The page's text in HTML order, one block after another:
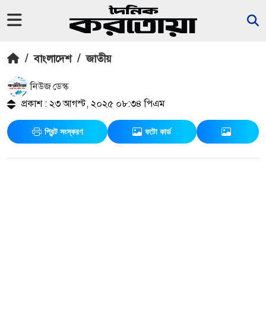
/ বাংলাদেশ / জাতীয়
নিউজ ডেস্ক
প্রকাশ : ২৩ আগস্ট, ২০২৫ ০৮:৩৪ পিএম
প্রিন্ট সংস্করণ ফটো কার্ড